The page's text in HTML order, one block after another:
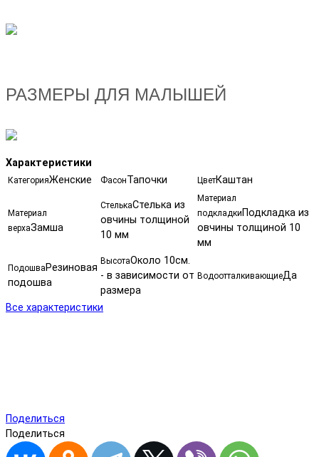
РАЗМЕРЫ ДЛЯ МАЛЫШЕЙ
Характеристики
КатегорияЖенские ФасонТапочки ЦветКаштан
Материал
верхаЗамша
СтелькаСтелька из
овчины толщиной
10 мм
Материал
подкладки Подкладка из
овчины толщиной 10
мм
Подошва Резиновая
подошва
ВысотаОколо 10см.
- в зависимости от
размера
ВодоотталкивающиеДа
Все характеристики
Поделиться
Поделиться